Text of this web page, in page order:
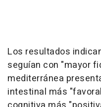
Los resultados
seguían con "mayor
mediterránea
intestinal más